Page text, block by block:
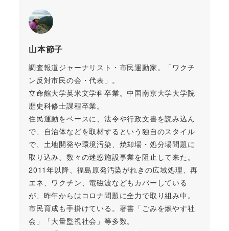
山本節子
調査報道ジャーナリスト・市民運動家。「ワクチ
ン反対市民の会・代表」。
立命館大学英米文学科卒業。中国南京大学大学院
歴史科修士課程卒業。
住民運動をベースに、法令や行政文書を読み込ん
で、自治体などを取材するという独自のスタイル
で、土地開発や環境汚染、焼却場・処分場問題に
取り込み、数々の迷惑施設事業を阻止して来た。
2011年以降、福島原発汚染がれきの広域処理、再
エネ、ワクチン、電磁波などもカバーしている
が、昨年からはコロナ問題に全力で取り組み中。
市民育成も手掛けている。著書「ごみを燃やす社
会」「大量監視社会」等多数。